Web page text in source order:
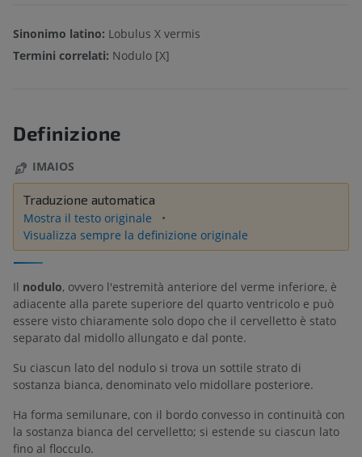
Sinonimo latino: Lobulus X vermis
Termini correlati: Nodulo [X]
Definizione
IMAIOS
Traduzione automatica
Mostra il testo originale
Visualizza sempre la definizione originale
Il nodulo, ovvero l'estremità anteriore del verme inferiore, è
adiacente alla parete superiore del quarto ventricolo e può
essere visto chiaramente solo dopo che il cervelletto è stato
separato dal midollo allungato e dal ponte.
Su ciascun lato del nodulo si trova un sottile strato di
sostanza bianca, denominato velo midollare posteriore.
Ha forma semilunare, con il bordo convesso in continuità con
la sostanza bianca del cervelletto; si estende su ciascun lato
fino al flocculo.